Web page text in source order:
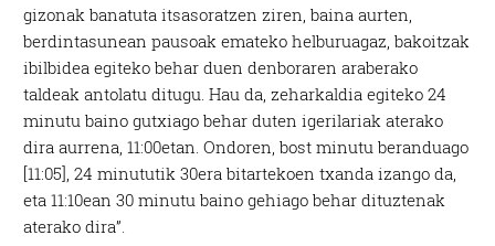
gizonak banatuta itsasoratzen ziren, baina aurten,
berdintasunean pausoak emateko helburuagaz, bakoitzak
ibilbidea egiteko behar duen denboraren araberako
taldeak antolatu ditugu. Hau da, zeharkaldia egiteko 24
minutu baino gutxiago behar duten igerilariak aterako
dira aurrena, 11:00etan. Ondoren, bost minutu beranduago
[11:05], 24 minututik 30era bitartekoen txanda izango da,
eta 11:10ean 30 minutu baino gehiago behar dituztenak
aterako dira”.